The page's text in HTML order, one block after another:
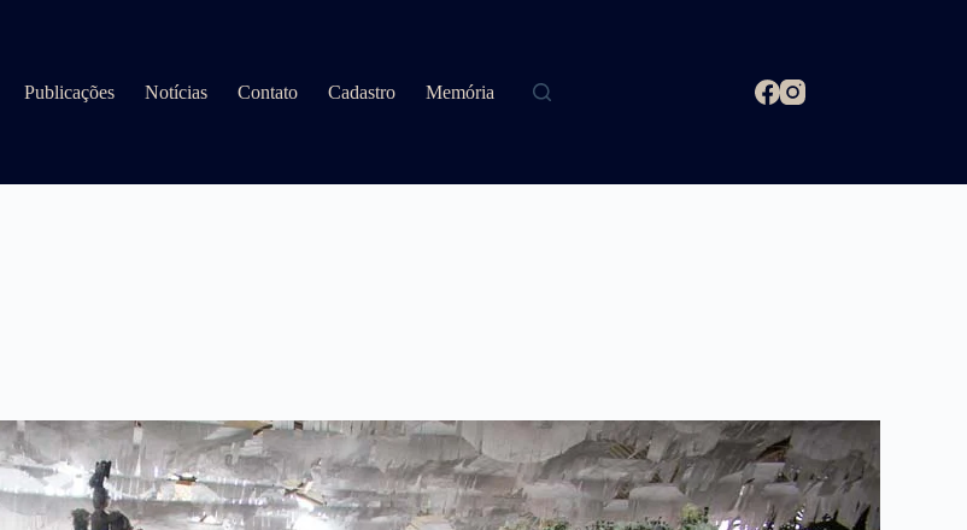
Publicações Notícias Contato Cadastro Memória